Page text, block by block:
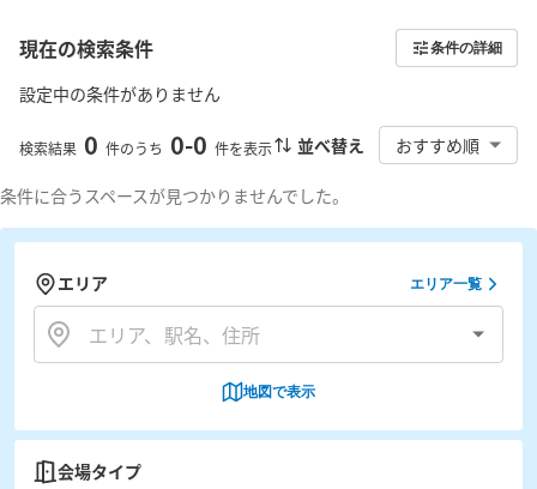
現在の検索条件 条件の詳細
設定中の条件がありません
検索結果 0 件のうち 0-0 件を表示 並べ替え おすすめ順
条件に合うスペースが見つかりませんでした。
エリア エリア一覧
地図で表示
会場タイプ